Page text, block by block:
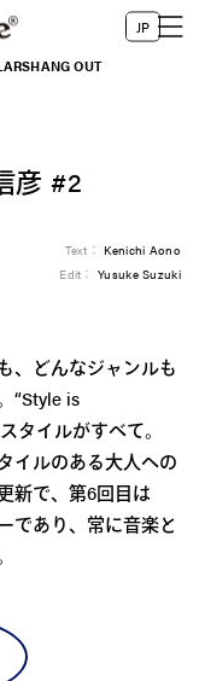
言
JP
HANG OUT
彦 #2
Text： Kenichi Aono
Edit： Yusuke Suzuki
、どんなジャンルも
“Style is
タイルがすべて。
イルのある大人への
新で、第6回目は
であり、常に音楽と